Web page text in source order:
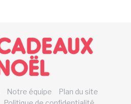
Notre équipe
Plan du site